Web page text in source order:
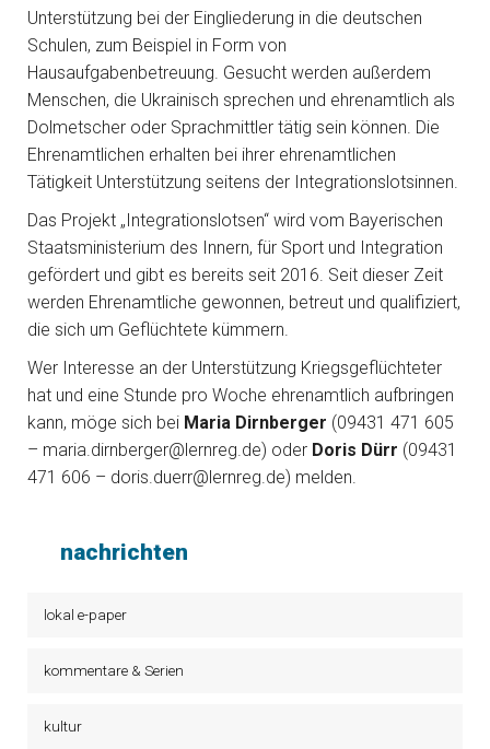
Unterstützung bei der Eingliederung in die deutschen
Schulen, zum Beispiel in Form von
Hausaufgabenbetreuung. Gesucht werden außerdem
Menschen, die Ukrainisch sprechen und ehrenamtlich als
Dolmetscher oder Sprachmittler tätig sein können. Die
Ehrenamtlichen erhalten bei ihrer ehrenamtlichen
Tätigkeit Unterstützung seitens der Integrationslotsinnen.
Das Projekt „Integrationslotsen“ wird vom Bayerischen
Staatsministerium des Innern, für Sport und Integration
gefördert und gibt es bereits seit 2016. Seit dieser Zeit
werden Ehrenamtliche gewonnen, betreut und qualifiziert,
die sich um Geflüchtete kümmern.
Wer Interesse an der Unterstützung Kriegsgeflüchteter
hat und eine Stunde pro Woche ehrenamtlich aufbringen
kann, möge sich bei Maria Dirnberger (09431 471 605
– maria.dirnberger@lernreg.de) oder Doris Dürr (09431
471 606 – doris.duerr@lernreg.de) melden.
nachrichten
lokal e-paper
kommentare & Serien
kultur